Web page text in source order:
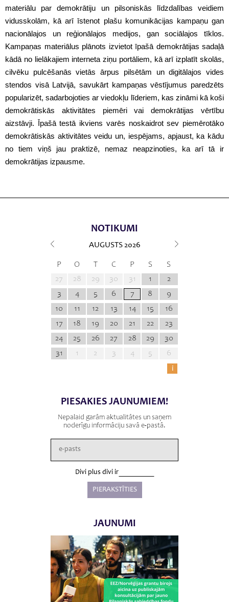
materiālu par demokrātiju un pilsoniskās līdzdalības veidiem
vidusskolām, kā arī īstenot plašu komunikācijas kampaņu gan
nacionālajos un reģionālajos medijos, gan sociālajos tīklos.
Kampaņas materiālus plānots izvietot īpašā demokrātijas sadaļā
kādā no lielākajiem interneta ziņu portāliem, kā arī izplatīt skolās,
cilvēku pulcēšanās vietās ārpus pilsētām un digitālajos vides
stendos visā Latvijā, savukārt kampaņas vēstījumus paredzēts
popularizēt, sadarbojoties ar viedokļu līderiem, kas zināmi kā koši
demokrātiskās aktivitātes piemēri vai demokrātijas vērtību
aizstāvji. Īpašā testā ikviens varēs noskaidrot sev piemērotāko
demokrātiskās aktivitātes veidu un, iespējams, apjaust, ka kādu
no tiem viņš jau praktizē, nemaz neapzinoties, ka arī tā ir
demokrātijas izpausme.
NOTIKUMI
AUGUSTS 2026
P O T C P S
S
27
28 29 30 31 1
2
3
4 5 6 7 8
9
10
11 12 13 14 15
16
17
18 19 20 21 22
23
24
25 26 27 28 29
30
31
1 2 3 4 5
6
i
PIESAKIES JAUNUMIEM!
Nepalaid garām aktualitātes un saņem
noderīgu informāciju savā e-pastā.
Divi plus divi ir
JAUNUMI